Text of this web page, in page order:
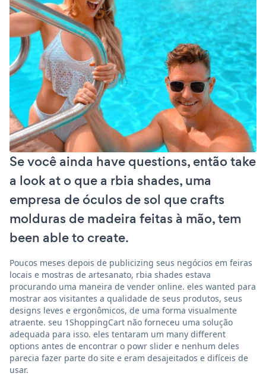
Se você ainda have questions, então take
a look at o que a rbia shades, uma
empresa de óculos de sol que crafts
molduras de madeira feitas à mão, tem
been able to create.
Poucos meses depois de publicizing seus negócios em feiras
locais e mostras de artesanato, rbia shades estava
procurando uma maneira de vender online. eles wanted para
mostrar aos visitantes a qualidade de seus produtos, seus
designs leves e ergonômicos, de uma forma visualmente
atraente. seu 1ShoppingCart não forneceu uma solução
adequada para isso. eles tentaram um many different
options antes de encontrar o powr slider e nenhum deles
parecia fazer parte do site e eram desajeitados e difíceis de
usar.